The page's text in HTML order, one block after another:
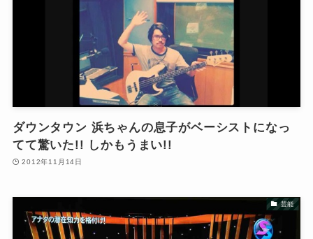
ダウンタウン 浜ちゃんの息子がベーシストになっ
てて驚いた!! しかもうまい!!
2012年11月14日
芸能